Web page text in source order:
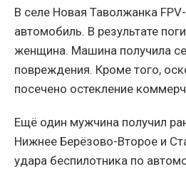
В селе Новая Таволжанка
автомобиль. В результате
женщина. Машина получила
повреждения. Кроме того,
посечено остекление
Ещё один мужчина получил
Нижнее Берёзово-Второе и
удара беспилотника по